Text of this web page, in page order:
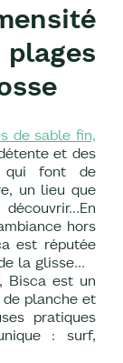
de sable fin,
et des
qui font de
un lieu que
hors
est réputée
la glisse…
Bisca est un
planche et
pratiques
: surf,